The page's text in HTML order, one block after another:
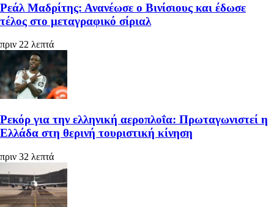
Ρεάλ Μαδρίτης: Ανανέωσε ο Βινίσιους και έδωσε
τέλος στο μεταγραφικό σίριαλ
πριν 22 λεπτά
Ρεκόρ για την ελληνική αεροπλοΐα: Πρωταγωνιστεί η
Ελλάδα στη θερινή τουριστική κίνηση
πριν 32 λεπτά